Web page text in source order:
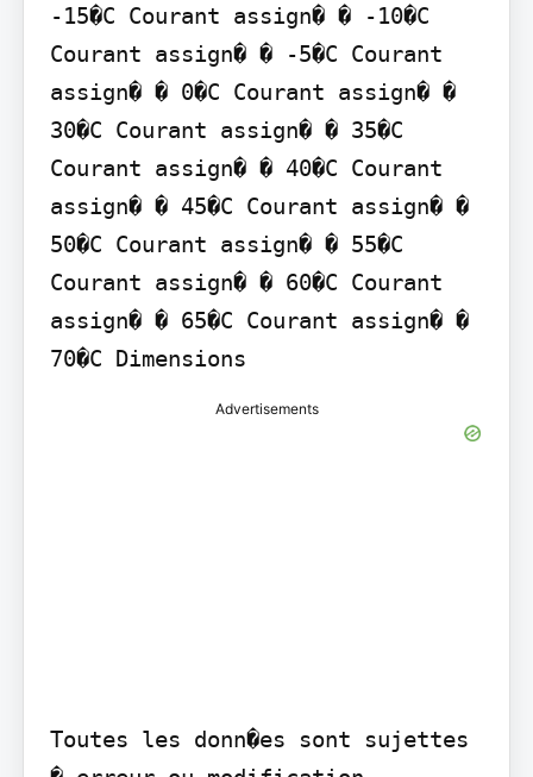
-15�C Courant assign� � -10�C
Courant assign� � -5�C Courant
assign� � 0�C Courant assign� �
30�C Courant assign� � 35�C
Courant assign� � 40�C Courant
assign� � 45�C Courant assign� �
50�C Courant assign� � 55�C
Courant assign� � 60�C Courant
assign� � 65�C Courant assign� �
70�C Dimensions
Advertisements
Toutes les donn�es sont sujettes